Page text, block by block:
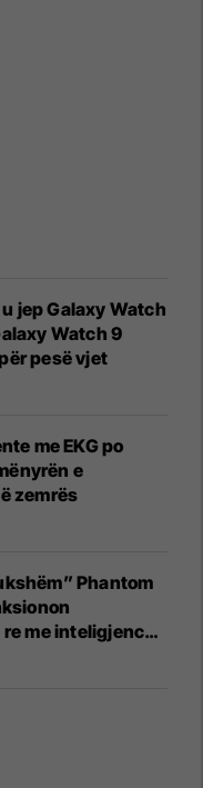
jep Galaxy Watch
Watch 9
pesë vjet
me EKG po
e
zemrës
Phantom
me inteligjencë